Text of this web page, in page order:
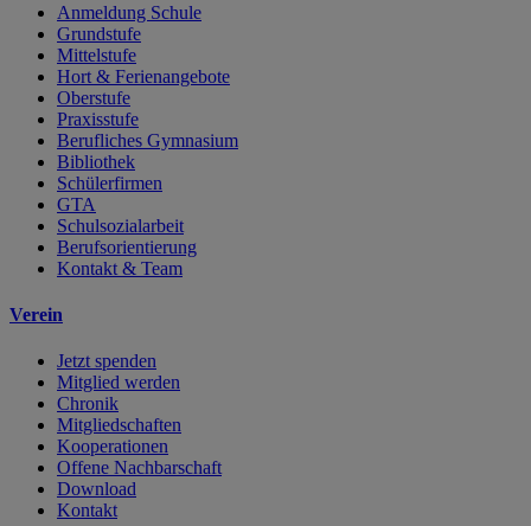
Anmeldung Schule
Grundstufe
Mittelstufe
Hort & Ferienangebote
Oberstufe
Praxisstufe
Berufliches Gymnasium
Bibliothek
Schülerfirmen
GTA
Schulsozialarbeit
Berufsorientierung
Kontakt & Team
Verein
Jetzt spenden
Mitglied werden
Chronik
Mitgliedschaften
Kooperationen
Offene Nachbarschaft
Download
Kontakt